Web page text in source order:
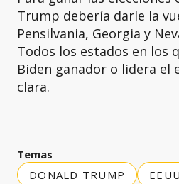
Trump debería darle la
Pensilvania, Georgia y
Todos los estados en los
Biden ganador o lidera el
clara.
Temas
DONALD TRUMP
EEUU